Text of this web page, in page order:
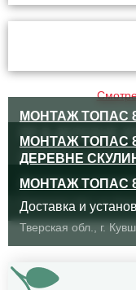
МОНТАЖ ТОПАС
ПР В ДЕРЕВНЕ
Доставка и
д. Кривая Клетка,
МОНТАЖ ТОПАС
ДЕРЕВНЕ
Доставка и
Тверская обл., д.
МОНТАЖ ТОПАС
Доставка и
Тверская обл., г.